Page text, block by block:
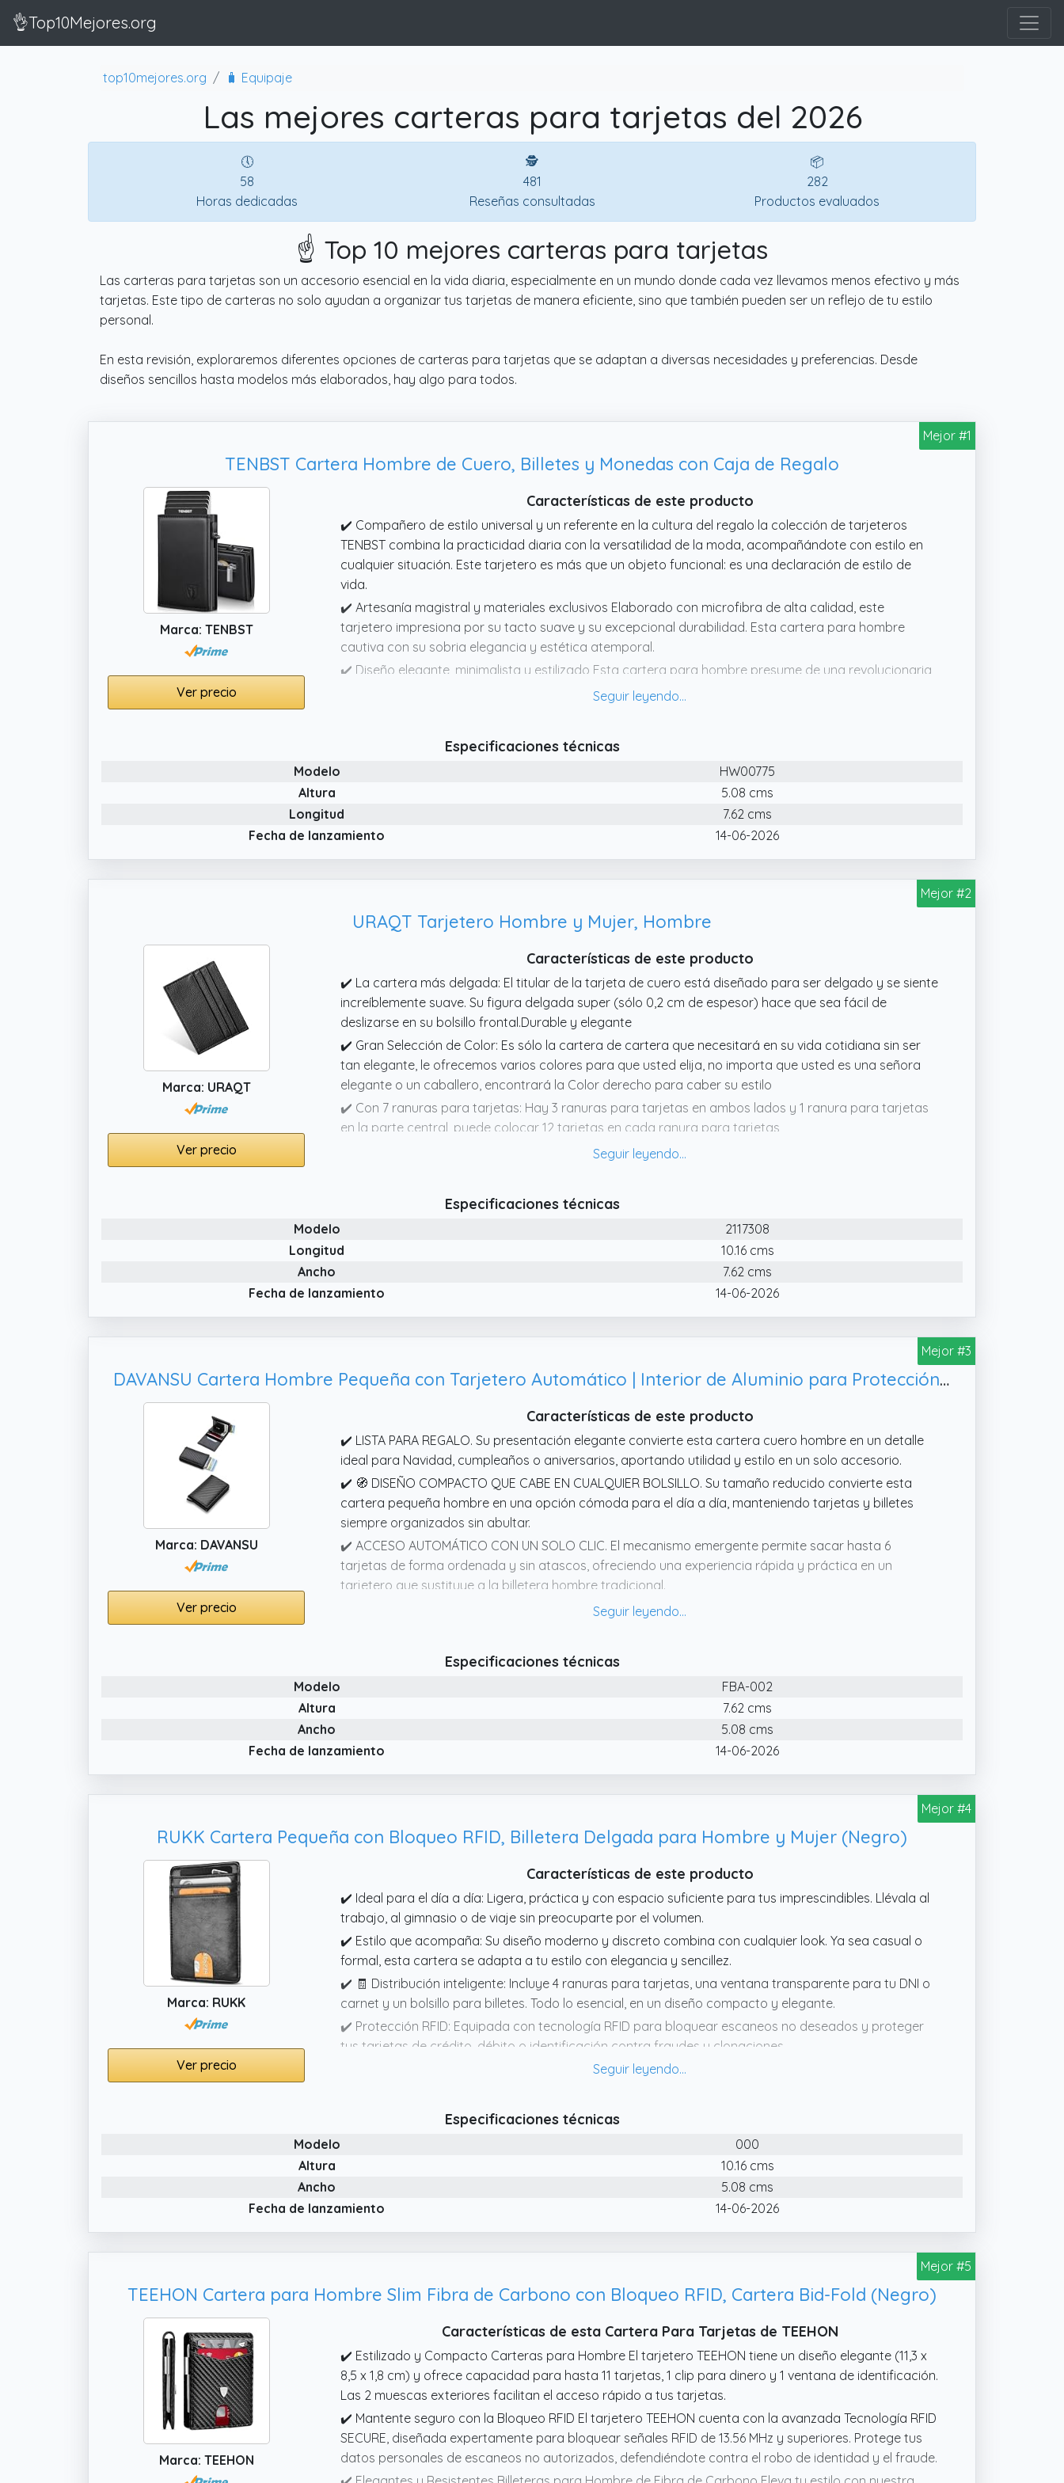
👌Top10Mejores.org
top10mejores.org 🧳 Equipaje
Las mejores carteras para tarjetas del 2026
🕔
58
Horas dedicadas
🕵
481
Reseñas consultadas
📦
282
Productos evaluados
☝️ Top 10 mejores carteras para tarjetas
Las carteras para tarjetas son un accesorio esencial en la vida diaria, especialmente en un mundo donde cada vez llevamos menos efectivo y más
tarjetas. Este tipo de carteras no solo ayudan a organizar tus tarjetas de manera eficiente, sino que también pueden ser un reflejo de tu estilo
personal.
En esta revisión, exploraremos diferentes opciones de carteras para tarjetas que se adaptan a diversas necesidades y preferencias. Desde
diseños sencillos hasta modelos más elaborados, hay algo para todos.
Mejor #1
TENBST Cartera Hombre de Cuero, Billetes y Monedas con Caja de Regalo
Marca: TENBST
Ver precio
Características de este producto
✔️ Compañero de estilo universal y un referente en la cultura del regalo la colección de tarjeteros
TENBST combina la practicidad diaria con la versatilidad de la moda, acompañándote con estilo en
cualquier situación. Este tarjetero es más que un objeto funcional: es una declaración de estilo de
vida.
✔️ Artesanía magistral y materiales exclusivos Elaborado con microfibra de alta calidad, este
tarjetero impresiona por su tacto suave y su excepcional durabilidad. Esta cartera para hombre
cautiva con su sobria elegancia y estética atemporal.
✔️ Diseño elegante, minimalista y estilizado Esta cartera para hombre presume de una revolucionaria
construcción ultraplana que se adapta discretamente a la silueta. Este tarjetero combina elegancia
✔️ Protección moderna y elegante tecnología de acceso Gracias a la tecnología de bloqueo RFID de
vanguardia, esta Smart Wallet protege tus datos de forma fiable contra lecturas no autorizadas. Su
sofisticado diseño emergente también permite un acceso elegante y fácil a hasta siete tarjetas,
guardadas de forma segura en la ranura antideslizante, ideal para pagos rápidos y seguros.
✔️ DELGADA Y PRÁCTICA – La billetera mide solo 10 x 7 x 2.1 cm, pero puede contener hasta 8 tarjetas,
Especificaciones técnicas
Modelo
HW00775
Altura
5.08 cms
Longitud
7.62 cms
Fecha de lanzamiento
14-06-2026
Mejor #2
URAQT Tarjetero Hombre y Mujer, Hombre
Marca: URAQT
Ver precio
Características de este producto
✔️ La cartera más delgada: El titular de la tarjeta de cuero está diseñado para ser delgado y se siente
increíblemente suave. Su figura delgada super (sólo 0,2 cm de espesor) hace que sea fácil de
deslizarse en su bolsillo frontal.Durable y elegante
✔️ Gran Selección de Color: Es sólo la cartera de cartera que necesitará en su vida cotidiana sin ser
tan elegante, le ofrecemos varios colores para que usted elija, no importa que usted es una señora
elegante o un caballero, encontrará la Color derecho para caber su estilo
✔️ Con 7 ranuras para tarjetas: Hay 3 ranuras para tarjetas en ambos lados y 1 ranura para tarjetas
en la parte central, puede colocar 12 tarjetas en cada ranura para tarjetas
✔️ Servicio de producto: Si tiene alguna pregunta, envíenos un correo electrónico. Nuestro servicio
ligero en peso (0,7 oz solamente) .Profesional para tarjetas de visita o una pequeña cartera que llevan
Especificaciones técnicas
Modelo
2117308
Longitud
10.16 cms
Ancho
7.62 cms
Fecha de lanzamiento
14-06-2026
Mejor #3
DAVANSU Cartera Hombre Pequeña con Tarjetero Automático | Interior de Aluminio para Protección RFID | Capacidad: 6 Tarjetas, Billetes y Documentación | Cartera Cuero con Diseño Compacto Antirrobo
Marca: DAVANSU
Ver precio
Características de este producto
✔️ LISTA PARA REGALO. Su presentación elegante convierte esta cartera cuero hombre en un detalle
ideal para Navidad, cumpleaños o aniversarios, aportando utilidad y estilo en un solo accesorio.
✔️ 🧭 DISEÑO COMPACTO QUE CABE EN CUALQUIER BOLSILLO. Su tamaño reducido convierte esta
cartera pequeña hombre en una opción cómoda para el día a día, manteniendo tarjetas y billetes
siempre organizados sin abultar.
✔️ ACCESO AUTOMÁTICO CON UN SOLO CLIC. El mecanismo emergente permite sacar hasta 6
tarjetas de forma ordenada y sin atascos, ofreciendo una experiencia rápida y práctica en un
tarjetero que sustituye a la billetera hombre tradicional.
✔️ MATERIAL RESISTENTE EN CUERO Y ALUMINIO. Fabricada en cuero y caja de aluminio anticorrosión,
✔️ ORGANIZACIÓN PARA TARJETAS, BILLETES Y DOCUMENTOS. El tarjetero automático combina
ranuras interiores para tarjetas con espacio para billetes y documentos, ofreciendo una alternativa
✔️ SEGURIDAD RFID PARA TARJETAS Y DOCUMENTACIÓN. Protección integrada que evita escaneos no
autorizados en tu cartera de hombre, manteniendo seguras tarjetas de crédito, DNI y carné de
conducir en cualquier situación.
Especificaciones técnicas
Modelo
FBA-002
Altura
7.62 cms
Ancho
5.08 cms
Fecha de lanzamiento
14-06-2026
Mejor #4
RUKK Cartera Pequeña con Bloqueo RFID, Billetera Delgada para Hombre y Mujer (Negro)
Marca: RUKK
Ver precio
Características de este producto
✔️ Ideal para el día a día: Ligera, práctica y con espacio suficiente para tus imprescindibles. Llévala al
trabajo, al gimnasio o de viaje sin preocuparte por el volumen.
✔️ Estilo que acompaña: Su diseño moderno y discreto combina con cualquier look. Ya sea casual o
formal, esta cartera se adapta a tu estilo con elegancia y sencillez.
✔️ 🧾 Distribución inteligente: Incluye 4 ranuras para tarjetas, una ventana transparente para tu DNI o
carnet y un bolsillo para billetes. Todo lo esencial, en un diseño compacto y elegante.
✔️ Protección RFID: Equipada con tecnología RFID para bloquear escaneos no deseados y proteger
tus tarjetas de crédito, débito o identificación contra fraudes y clonaciones.
✔️ Diseño ultradelgado: Con solo 11x7x0,5 cm, esta cartera minimalista cabe cómodamente en
Especificaciones técnicas
Modelo
000
Altura
10.16 cms
Ancho
5.08 cms
Fecha de lanzamiento
14-06-2026
Mejor #5
TEEHON Cartera para Hombre Slim Fibra de Carbono con Bloqueo RFID, Cartera Bid-Fold (Negro)
Marca: TEEHON
Características de esta Cartera Para Tarjetas de TEEHON
✔️ Estilizado y Compacto Carteras para Hombre El tarjetero TEEHON tiene un diseño elegante (11,3 x
8,5 x 1,8 cm) y ofrece capacidad para hasta 11 tarjetas, 1 clip para dinero y 1 ventana de identificación.
Las 2 muescas exteriores facilitan el acceso rápido a tus tarjetas.
✔️ Mantente seguro con la Bloqueo RFID El tarjetero TEEHON cuenta con la avanzada Tecnología RFID
SECURE, diseñada expertamente para bloquear señales RFID de 13.56 MHz y superiores. Protege tus
datos personales de escaneos no autorizados, defendiéndote contra el robo de identidad y el fraude.